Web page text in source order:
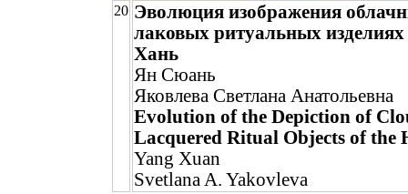
20 Эволюция изображения
лаковых ритуальных изделиях
Хань
Ян Сюань
Яковлева Светлана Анатольевна
Evolution of the Depiction of
Lacquered Ritual Objects of the
Yang Xuan
Svetlana A. Yakovleva